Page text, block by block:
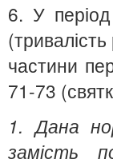
6. У
частини
71-73
1. Дана
замість